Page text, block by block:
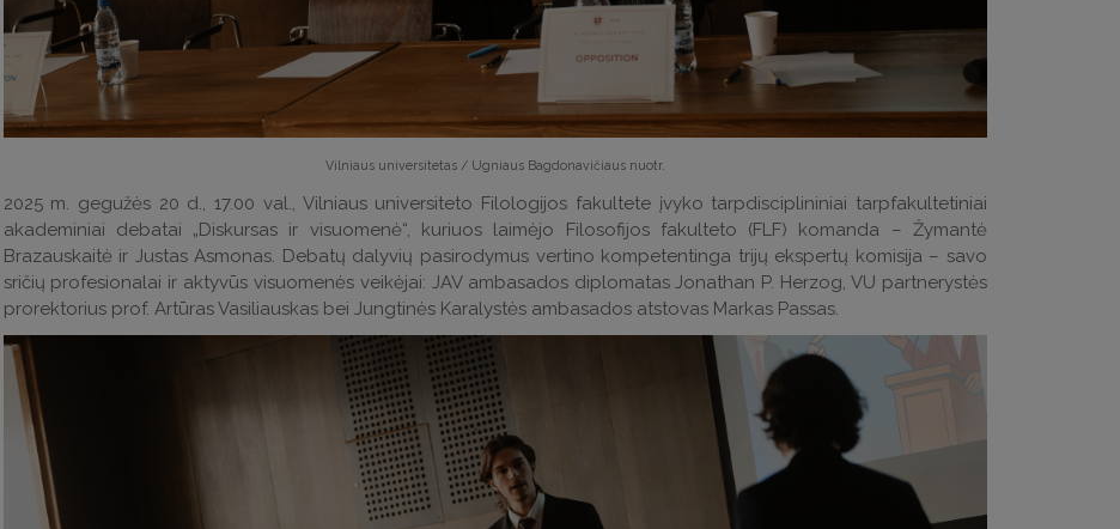
Vilniaus universitetas / Ugniaus Bagdonavičiaus nuotr.
2025 m. gegužės 20 d., 17.00 val., Vilniaus universiteto Filologijos fakultete įvyko tarpdisciplininiai tarpfakultetiniai
akademiniai debatai „Diskursas ir visuomenė“, kuriuos laimėjo Filosofijos fakulteto (FLF) komanda – Žymantė
Brazauskaitė ir Justas Asmonas. Debatų dalyvių pasirodymus vertino kompetentinga trijų ekspertų komisija – savo
sričių profesionalai ir aktyvūs visuomenės veikėjai: JAV ambasados diplomatas Jonathan P. Herzog, VU partnerystės
prorektorius prof. Artūras Vasiliauskas bei Jungtinės Karalystės ambasados atstovas Markas Passas.